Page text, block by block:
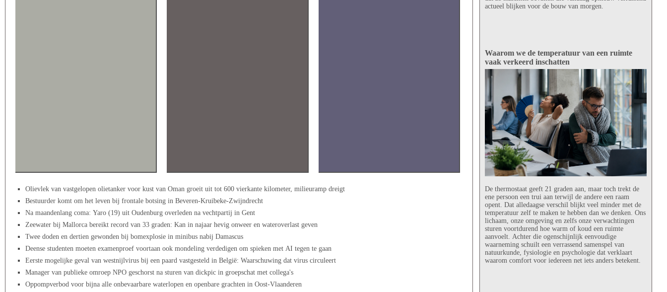
Olievlek van vastgelopen olietanker voor kust van Oman groeit uit tot 600 vierkante kilometer, milieuramp dreigt
Bestuurder komt om het leven bij frontale botsing in Beveren-Kruibeke-Zwijndrecht
Na maandenlang coma: Yaro (19) uit Oudenburg overleden na vechtpartij in Gent
Zeewater bij Mallorca bereikt record van 33 graden: Kan in najaar hevig onweer en wateroverlast geven
Twee doden en dertien gewonden bij bomexplosie in minibus nabij Damascus
Deense studenten moeten examenproef voortaan ook mondeling verdedigen om spieken met AI tegen te gaan
Eerste mogelijke geval van westnijlvirus bij een paard vastgesteld in België: Waarschuwing dat virus circuleert
Manager van publieke omroep NPO geschorst na sturen van dickpic in groepschat met collega's
Oppompverbod voor bijna alle onbevaarbare waterlopen en openbare grachten in Oost-Vlaanderen
actueel blijken voor de bouw van morgen.
Waarom we de temperatuur van een ruimte
vaak verkeerd inschatten
De thermostaat geeft 21 graden aan, maar toch trekt de
ene persoon een trui aan terwijl de andere een raam
opent. Dat alledaagse verschil blijkt veel minder met de
temperatuur zelf te maken te hebben dan we denken. Ons
lichaam, onze omgeving en zelfs onze verwachtingen
sturen voortdurend hoe warm of koud een ruimte
aanvoelt. Achter die ogenschijnlijk eenvoudige
waarneming schuilt een verrassend samenspel van
natuurkunde, fysiologie en psychologie dat verklaart
waarom comfort voor iedereen net iets anders betekent.